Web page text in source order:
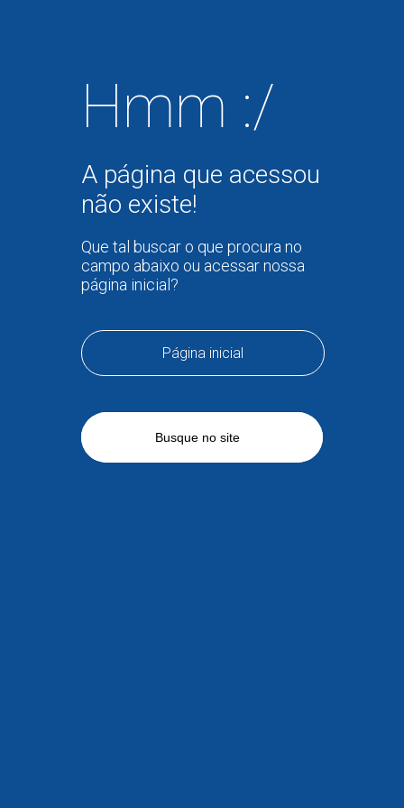
Hmm :/
A página que acessou
não existe!
Que tal buscar o que procura no
campo abaixo ou acessar nossa
página inicial?
Página inicial